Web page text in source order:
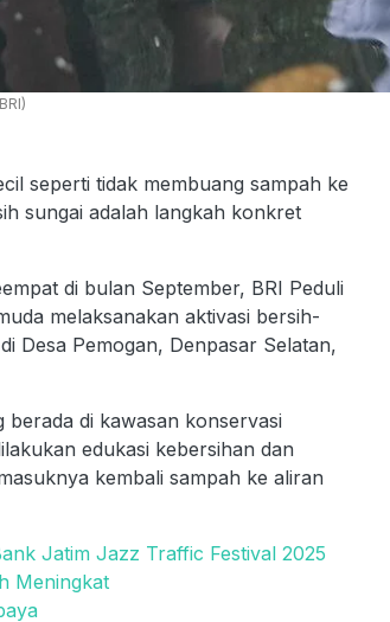
seperti tidak membuang sampah ke
sungai adalah langkah konkret
di bulan September, BRI Peduli
melaksanakan aktivasi bersih-
Desa Pemogan, Denpasar Selatan,
berada di kawasan konservasi
edukasi kebersihan dan
kembali sampah ke aliran
Jatim Jazz Traffic Festival 2025
Meningkat